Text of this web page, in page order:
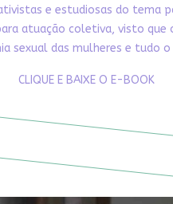
ativistas e estudiosas do tema
atuação coletiva, visto que
sexual das mulheres e tudo
CLIQUE E BAIXE O E-BOOK